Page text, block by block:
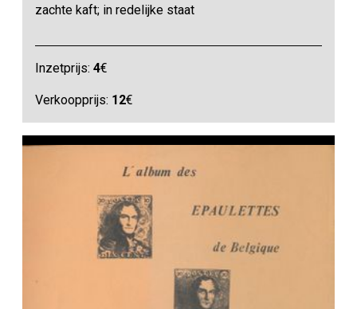
zachte kaft; in redelijke staat
Inzetprijs:4€
Verkoopprijs: 12€